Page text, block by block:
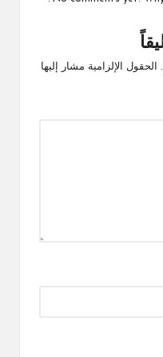
الحقول الإلزامية مشار إليها